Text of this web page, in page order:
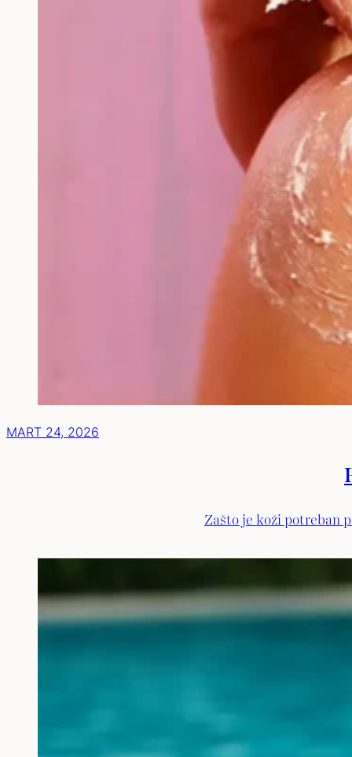
MART 24, 2026
Zašto je koži potreban